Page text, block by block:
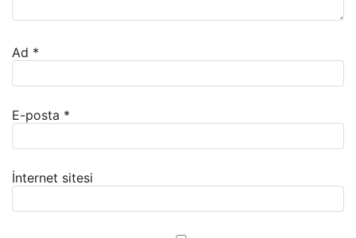
Ad *
E-posta *
İnternet sitesi